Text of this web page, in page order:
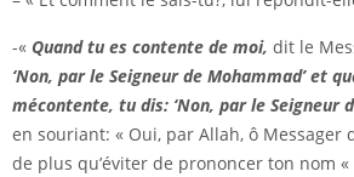
-« Quand tu es contente de moi, dit le
‘Non, par le Seigneur de Mohammad’ et
mécontente, tu dis: ‘Non, par le Seigneur
en souriant: « Oui, par Allah, ô Messager
de plus qu’éviter de prononcer ton nom «